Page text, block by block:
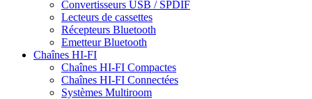
Convertisseurs USB / SPDIF
Lecteurs de cassettes
Récepteurs Bluetooth
Emetteur Bluetooth
Chaînes HI-FI
Chaînes HI-FI Compactes
Chaînes HI-FI Connectées
Systèmes Multiroom